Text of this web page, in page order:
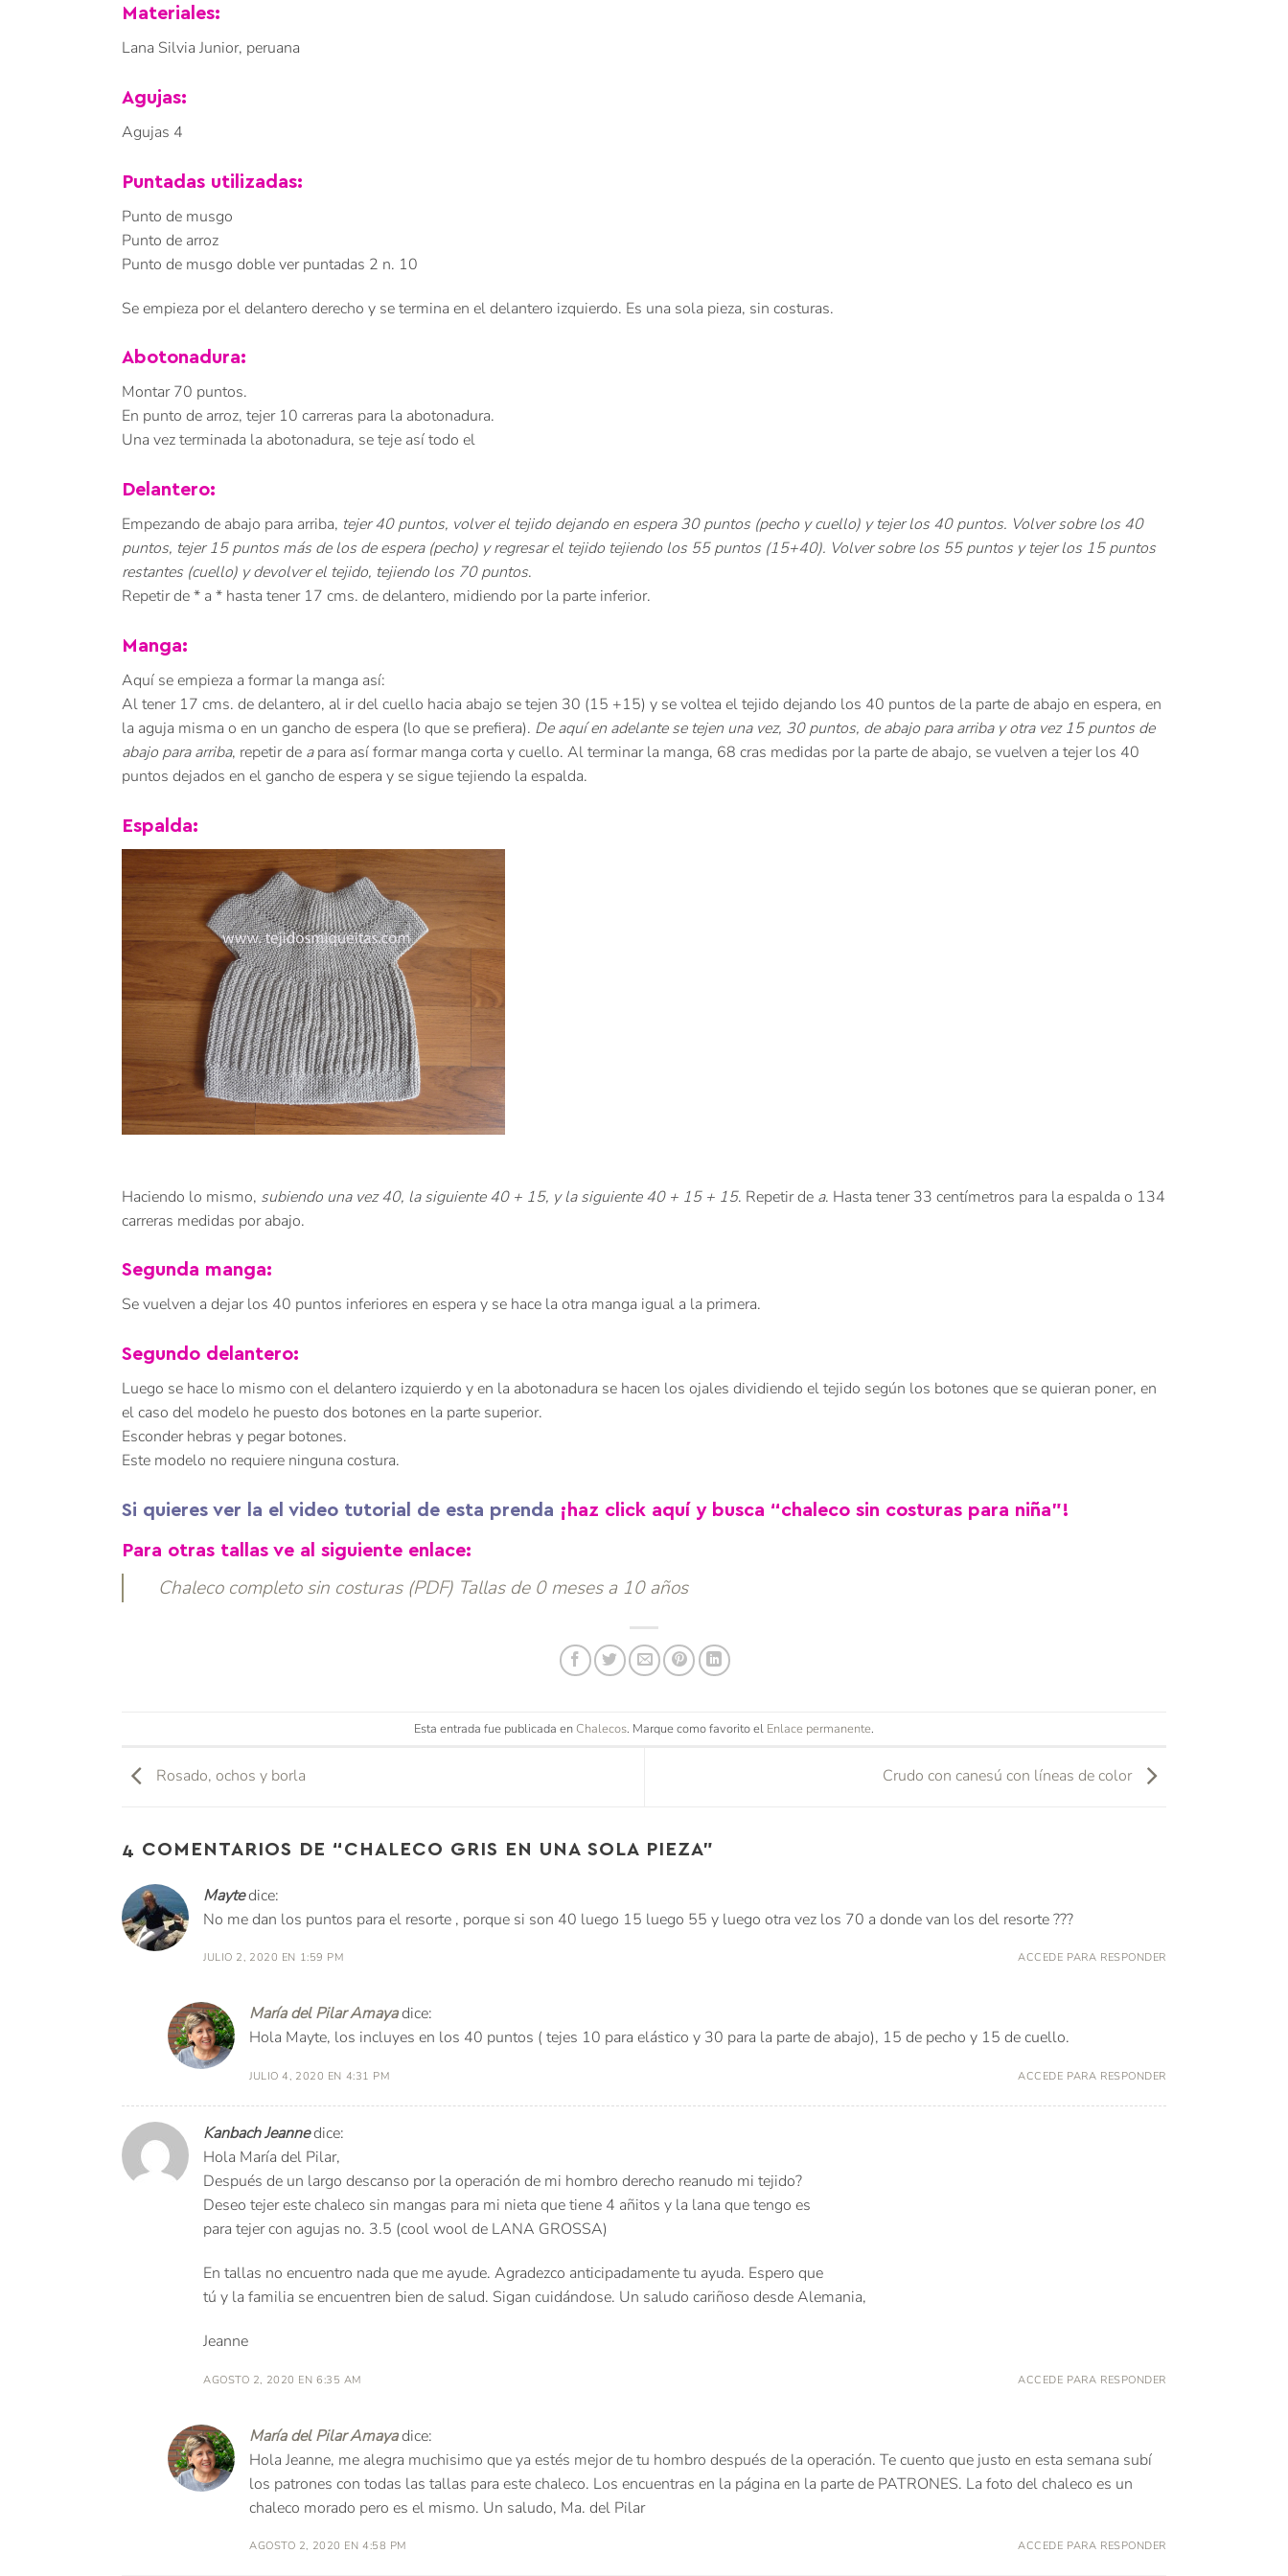
Materiales:
Lana Silvia Junior, peruana
Agujas:
Agujas 4
Puntadas utilizadas:
Punto de musgo
Punto de arroz
Punto de musgo doble ver puntadas 2 n. 10
Se empieza por el delantero derecho y se termina en el delantero izquierdo. Es una sola pieza, sin costuras.
Abotonadura:
Montar 70 puntos.
En punto de arroz, tejer 10 carreras para la abotonadura.
Una vez terminada la abotonadura, se teje así todo el
Delantero:
Empezando de abajo para arriba, tejer 40 puntos, volver el tejido dejando en espera 30 puntos (pecho y cuello) y tejer los 40 puntos. Volver sobre los 40
puntos, tejer 15 puntos más de los de espera (pecho) y regresar el tejido tejiendo los 55 puntos (15+40). Volver sobre los 55 puntos y tejer los 15 puntos
restantes (cuello) y devolver el tejido, tejiendo los 70 puntos.
Repetir de * a * hasta tener 17 cms. de delantero, midiendo por la parte inferior.
Manga:
Aquí se empieza a formar la manga así:
Al tener 17 cms. de delantero, al ir del cuello hacia abajo se tejen 30 (15 +15) y se voltea el tejido dejando los 40 puntos de la parte de abajo en espera, en
la aguja misma o en un gancho de espera (lo que se prefiera). De aquí en adelante se tejen una vez, 30 puntos, de abajo para arriba y otra vez 15 puntos de
abajo para arriba, repetir de apara así formar manga corta y cuello. Al terminar la manga, 68 cras medidas por la parte de abajo, se vuelven a tejer los 40
puntos dejados en el gancho de espera y se sigue tejiendo la espalda.
Espalda:
Haciendo lo mismo, subiendo una vez 40, la siguiente 40 + 15, y la siguiente 40 + 15 + 15. Repetir de a. Hasta tener 33 centímetros para la espalda o 134
carreras medidas por abajo.
Segunda manga:
Se vuelven a dejar los 40 puntos inferiores en espera y se hace la otra manga igual a la primera.
Segundo delantero:
Luego se hace lo mismo con el delantero izquierdo y en la abotonadura se hacen los ojales dividiendo el tejido según los botones que se quieran poner, en
el caso del modelo he puesto dos botones en la parte superior.
Esconder hebras y pegar botones.
Este modelo no requiere ninguna costura.
Si quieres ver la el video tutorial de esta prenda ¡haz click aquí y busca “chaleco sin costuras para niña”!
Para otras tallas ve al siguiente enlace:
Chaleco completo sin costuras (PDF) Tallas de 0 meses a 10 años
Esta entrada fue publicada enChalecos. Marque como favorito el Enlace permanente.
Rosado, ochos y borla Crudo con canesú con líneas de color
4 COMENTARIOS DE “CHALECO GRIS EN UNA SOLA PIEZA”
Maytedice:
No me dan los puntos para el resorte , porque si son 40 luego 15 luego 55 y luego otra vez los 70 a donde van los del resorte ???
JULIO 2, 2020 EN 1:59 PM ACCEDE PARA RESPONDER
María del Pilar Amayadice:
Hola Mayte, los incluyes en los 40 puntos ( tejes 10 para elástico y 30 para la parte de abajo), 15 de pecho y 15 de cuello.
JULIO 4, 2020 EN 4:31 PM ACCEDE PARA RESPONDER
Kanbach Jeannedice:
Hola María del Pilar,
Después de un largo descanso por la operación de mi hombro derecho reanudo mi tejido?
Deseo tejer este chaleco sin mangas para mi nieta que tiene 4 añitos y la lana que tengo es
para tejer con agujas no. 3.5 (cool wool de LANA GROSSA)
En tallas no encuentro nada que me ayude. Agradezco anticipadamente tu ayuda. Espero que
tú y la familia se encuentren bien de salud. Sigan cuidándose. Un saludo cariñoso desde Alemania,
Jeanne
AGOSTO 2, 2020 EN 6:35 AM ACCEDE PARA RESPONDER
María del Pilar Amayadice:
Hola Jeanne, me alegra muchisimo que ya estés mejor de tu hombro después de la operación. Te cuento que justo en esta semana subí
los patrones con todas las tallas para este chaleco. Los encuentras en la página en la parte de PATRONES. La foto del chaleco es un
chaleco morado pero es el mismo. Un saludo, Ma. del Pilar
AGOSTO 2, 2020 EN 4:58 PM ACCEDE PARA RESPONDER